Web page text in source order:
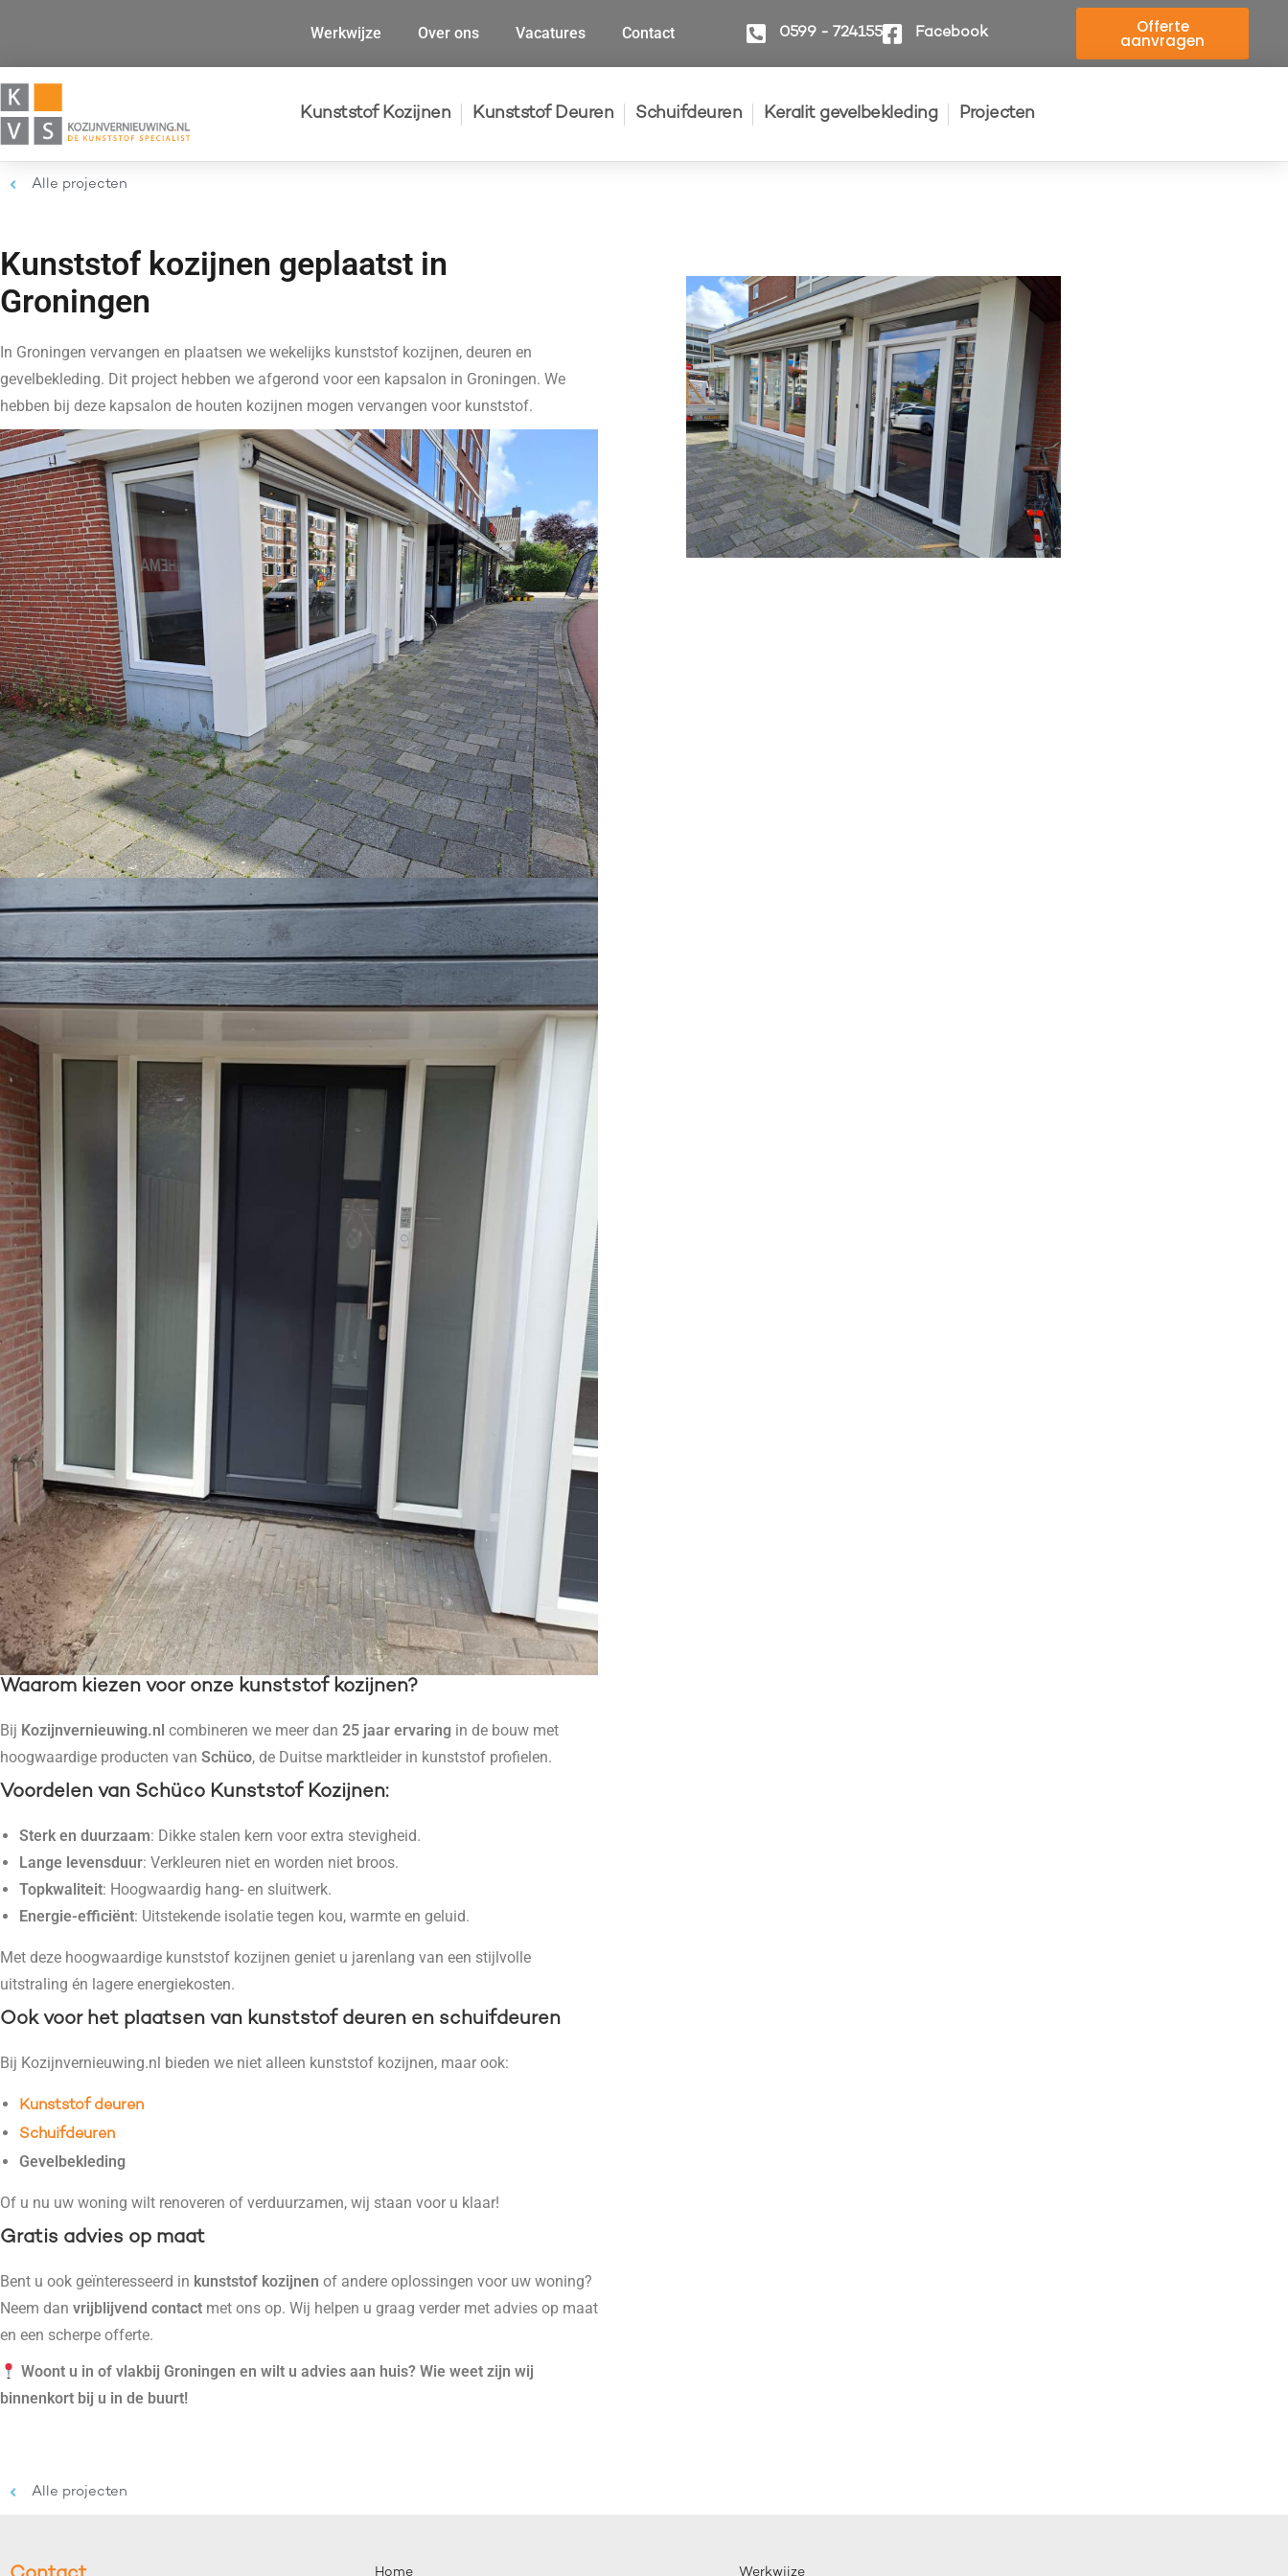
Werkwijze Over ons Vacatures Contact 0599 - 724155 Facebook Offerte
aanvragen
Kunststof Kozijnen Kunststof Deuren Schuifdeuren Keralit gevelbekleding Projecten
Alle projecten
Kunststof kozijnen geplaatst in
Groningen
In Groningen vervangen en plaatsen we wekelijks kunststof kozijnen, deuren en
gevelbekleding. Dit project hebben we afgerond voor een kapsalon in Groningen. We
hebben bij deze kapsalon de houten kozijnen mogen vervangen voor kunststof.
Waarom kiezen voor onze kunststof kozijnen?
Bij Kozijnvernieuwing.nl combineren we meer dan 25 jaar ervaring in de bouw met
hoogwaardige producten van Schüco, de Duitse marktleider in kunststof profielen.
Voordelen van Schüco Kunststof Kozijnen:
Sterk en duurzaam: Dikke stalen kern voor extra stevigheid.
Lange levensduur: Verkleuren niet en worden niet broos.
Topkwaliteit: Hoogwaardig hang- en sluitwerk.
Energie-efficiënt: Uitstekende isolatie tegen kou, warmte en geluid.
Met deze hoogwaardige kunststof kozijnen geniet u jarenlang van een stijlvolle
uitstraling én lagere energiekosten.
Ook voor het plaatsen van kunststof deuren en schuifdeuren
Bij Kozijnvernieuwing.nl bieden we niet alleen kunststof kozijnen, maar ook:
Kunststof deuren
Schuifdeuren
Gevelbekleding
Of u nu uw woning wilt renoveren of verduurzamen, wij staan voor u klaar!
Gratis advies op maat
Bent u ook geïnteresseerd in kunststof kozijnen of andere oplossingen voor uw woning?
Neem dan vrijblijvend contact met ons op. Wij helpen u graag verder met advies op maat
en een scherpe offerte.
Woont u in of vlakbij Groningen en wilt u advies aan huis? Wie weet zijn wij
binnenkort bij u in de buurt!
Alle projecten